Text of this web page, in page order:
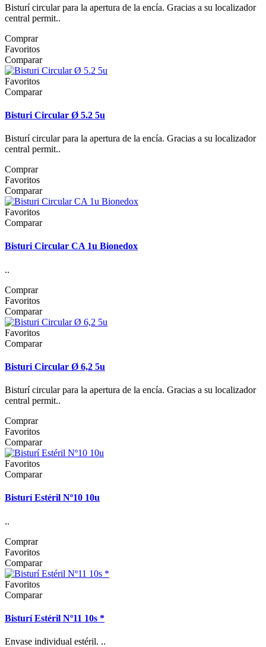
Bisturí circular para la apertura de la encía. Gracias a su localizador
central permit..
Comprar
Favoritos
Comparar
Favoritos
Comparar
Bisturi Circular Ø 5.2 5u
Bisturí circular para la apertura de la encía. Gracias a su localizador
central permit..
Comprar
Favoritos
Comparar
Favoritos
Comparar
Bisturi Circular CA 1u Bionedox
..
Comprar
Favoritos
Comparar
Favoritos
Comparar
Bisturi Circular Ø 6,2 5u
Bisturí circular para la apertura de la encía. Gracias a su localizador
central permit..
Comprar
Favoritos
Comparar
Favoritos
Comparar
Bisturí Estéril Nº10 10u
..
Comprar
Favoritos
Comparar
Favoritos
Comparar
Bisturí Estéril Nº11 10s *
Envase individual estéril. ..